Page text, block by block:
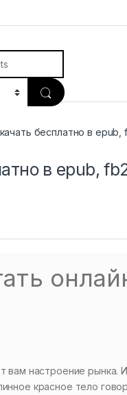
бесплатно в
в epub,
вам настроение рынка.
красное тело